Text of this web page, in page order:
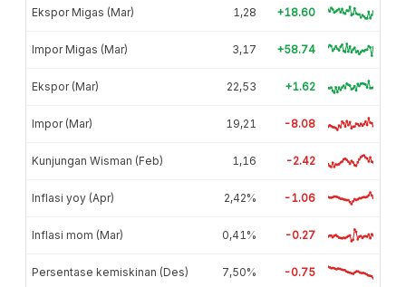
Ekspor Migas (Mar) 1,28 +18.60
Impor Migas (Mar) 3,17 +58.74
Ekspor (Mar) 22,53 +1.62
Impor (Mar) 19,21 -8.08
Kunjungan Wisman (Feb) 1,16 -2.42
Inflasi yoy (Apr) 2,42% -1.06
Inflasi mom (Mar) 0,41% -0.27
Persentase kemiskinan (Des) 7,50% -0.75